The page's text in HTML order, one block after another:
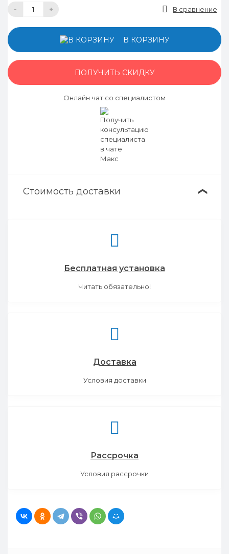
- + В сравнение
В КОРЗИНУ
ПОЛУЧИТЬ СКИДКУ
Онлайн чат со специалистом
Стоимость доставки ❯
Бесплатная установка
Читать обязательно!
Доставка
Условия доставки
Рассрочка
Условия рассрочки